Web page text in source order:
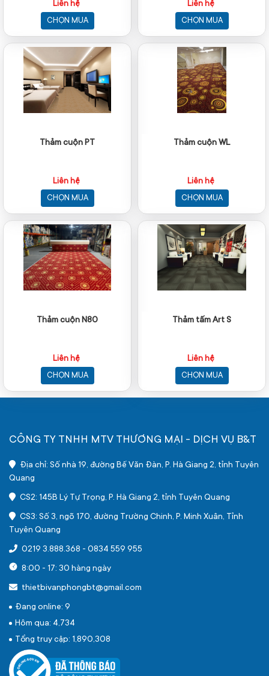
Liên hệ
CHỌN MUA
Liên hệ
CHỌN MUA
Thảm cuộn PT
Liên hệ
CHỌN MUA
Thảm cuộn WL
Liên hệ
CHỌN MUA
Thảm cuộn N80
Liên hệ
CHỌN MUA
Thảm tấm Art S
Liên hệ
CHỌN MUA
CÔNG TY TNHH MTV THƯƠNG MẠI - DỊCH VỤ B&T
Địa chỉ: Số nhà 19, đường Bế Văn Đàn, P. Hà Giang 2, tỉnh Tuyên
Quang
CS2: 145B Lý Tự Trọng, P. Hà Giang 2, tỉnh Tuyên Quang
CS3: Số 3, ngõ 170, đường Trường Chinh, P. Minh Xuân, Tỉnh
Tuyên Quang
0219 3.888.368 - 0834 559 955
8:00 - 17: 30 hàng ngày
thietbivanphongbt@gmail.com
Đang online: 9
Hôm qua: 4,734
Tổng truy cập: 1,890,308